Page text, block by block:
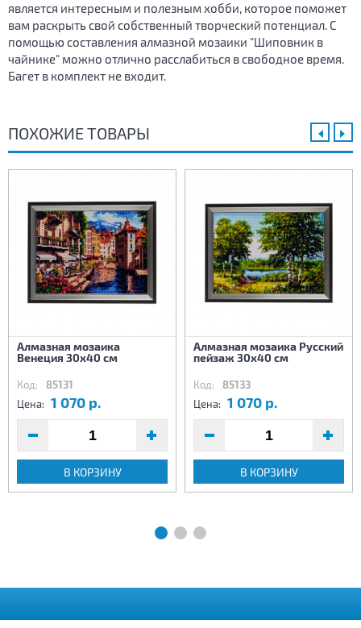
является интересным и полезным хобби, которое поможет
вам раскрыть свой собственный творческий потенциал. С
помощью составления алмазной мозаики "Шиповник в
чайнике" можно отлично расслабиться в свободное время.
Багет в комплект не входит.
ПОХОЖИЕ ТОВАРЫ
Алмазная мозаика
Венеция 30х40 см
Код: 85131
Цена: 1 070 р.
В КОРЗИНУ
Алмазная мозаика Русский
пейзаж 30х40 см
Код: 85133
Цена: 1 070 р.
В КОРЗИНУ